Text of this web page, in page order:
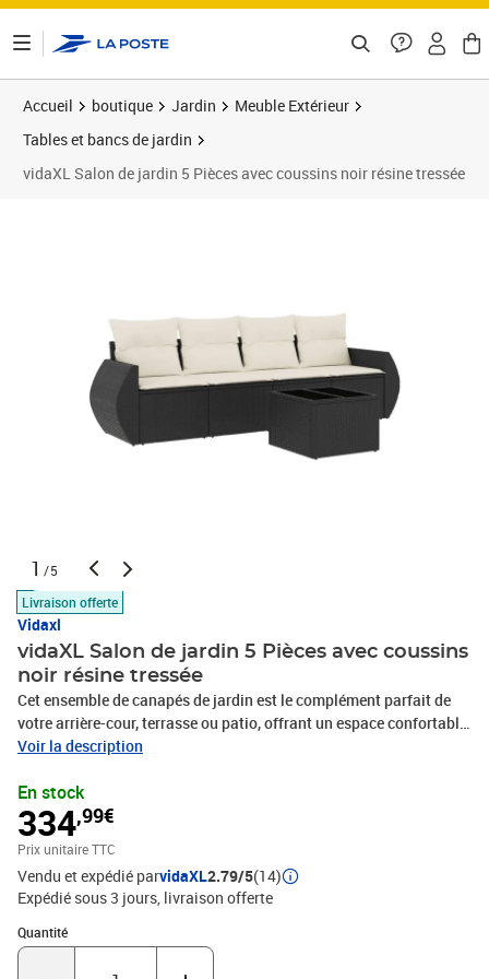
Accueil boutique Jardin
Meuble Extérieur
Tables et bancs de jardin
vidaXL Salon de jardin 5 Pièces avec coussins noir résine tressée
1 /5
Livraison offerte
Vidaxl
vidaXL Salon de jardin 5 Pièces avec coussins
noir résine tressée
Cet ensemble de canapés de jardin est le complément parfait de
votre arrière-cour, terrasse ou patio, offrant un espace confortable
et accueillant pour discuter avec la famille et les amis ou
la résine tressée, également connue sous le nom de poly rotin, est
un matériau synthétique solide et nécessitant peu d'entretien qui
ressemble au rotin naturel. Il est léger, facile à nettoyer et
couramment utilisé pour les meubles d'extérieur en raison de sa
durabilité et de ses propriétés de résistance aux
intempéries.Dessus en verre : le dessus de la table d'extérieur est
fabriqué en verre trempé solide et durable, ce qui le rend facile à
nettoyer avec un chiffon humide et ajoute une touche d'élégance à
Voir la description
En stock
334,99€
Prix unitaire TTC
Vendu et expédié parvidaXL2.79/5(14)
Expédié sous 3 jours livraison offerte
Quantité
Quantité : 1